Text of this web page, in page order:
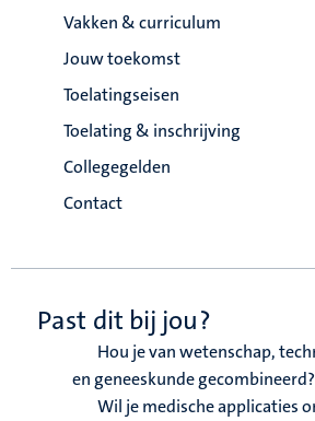
Vakken & curriculum
Jouw toekomst
Toelatingseisen
Toelating & inschrijving
Collegegelden
Contact
Past dit bij jou?
Hou je van wetenschap,
en geneeskunde gecombineerd?
Wil je medische applicaties